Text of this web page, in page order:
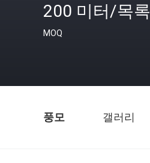
200 미터/목록
MOQ
풍모 갤러리